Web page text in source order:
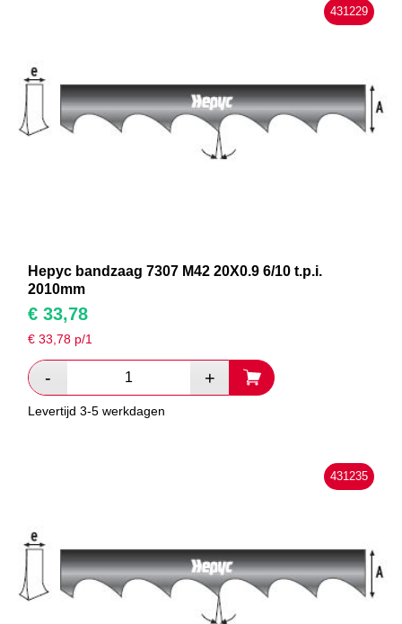
431229
Hepyc bandzaag 7307 M42 20X0.9 6/10 t.p.i.
2010mm
€ 33,78
€33,78 p/1
Levertijd 3-5 werkdagen
431235